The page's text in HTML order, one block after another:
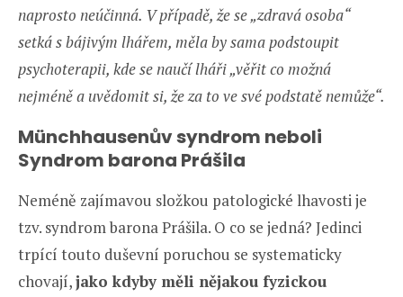
naprosto neúčinná. V případě, že se „zdravá osoba“
setká s bájivým lhářem, měla by sama podstoupit
psychoterapii, kde se naučí lháři „věřit co možná
nejméně a uvědomit si, že za to ve své podstatě nemůže“.
Münchhausenův syndrom neboli
Syndrom barona Prášila
Neméně zajímavou složkou patologické lhavosti je
tzv. syndrom barona Prášila. O co se jedná? Jedinci
trpící touto duševní poruchou se systematicky
chovají,jako kdyby měli nějakou fyzickou